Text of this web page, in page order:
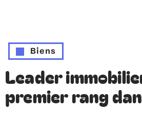
Biens
Leader
premier rang